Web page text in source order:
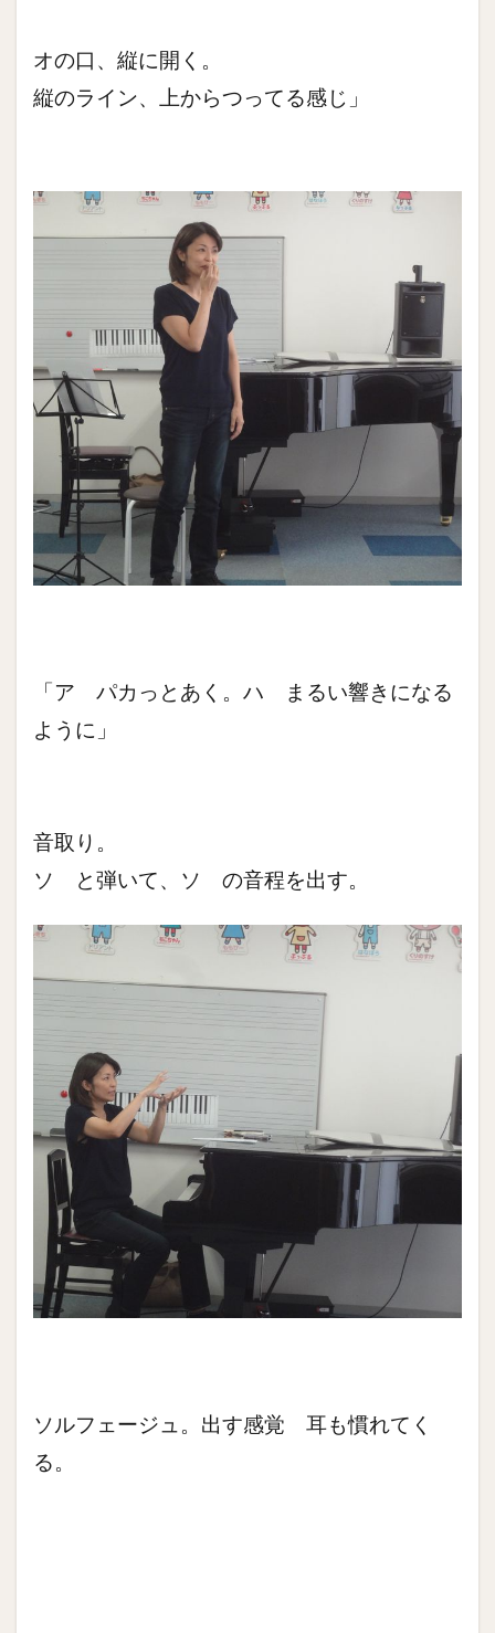
オの口、縦に開く。
縦のライン、上からつってる感じ」
「ア パカっとあく。ハ まるい響きになる
ように」
音取り。
ソ と弾いて、ソ の音程を出す。
ソルフェージュ。出す感覚 耳も慣れてく
る。